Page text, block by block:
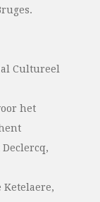
Cultureel
het
Declercq,
Ketelaere,